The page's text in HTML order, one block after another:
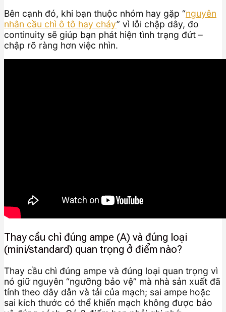
Bên cạnh đó, khi bạn thuộc nhóm hay gặp “nguyên
nhân cầu chì ô tô hay cháy” vì lỗi chập dây, đo
continuity sẽ giúp bạn phát hiện tình trạng đứt –
chập rõ ràng hơn việc nhìn.
Thay cầu chì đúng ampe (A) và đúng loại
(mini/standard) quan trọng ở điểm nào?
Thay cầu chì đúng ampe và đúng loại quan trọng vì
nó giữ nguyên “ngưỡng bảo vệ” mà nhà sản xuất đã
tính theo dây dẫn và tải của mạch; sai ampe hoặc
sai kích thước có thể khiến mạch không được bảo